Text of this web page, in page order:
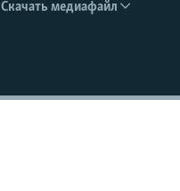
EMBED
Скачать медиафайл